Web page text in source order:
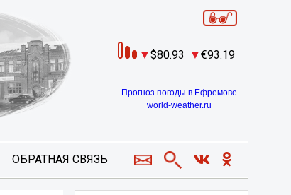
80.93 93.19
Прогноз погоды в Ефремове
world-weather.ru
ОБРАТНАЯ СВЯЗЬ